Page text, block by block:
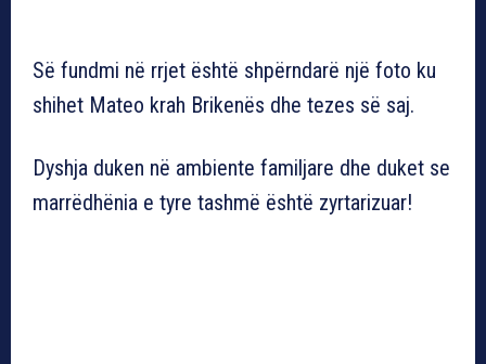
Së fundmi në rrjet është shpërndarë një foto ku
shihet Mateo krah Brikenës dhe tezes së saj.
Dyshja duken në ambiente familjare dhe duket se
marrëdhënia e tyre tashmë është zyrtarizuar!